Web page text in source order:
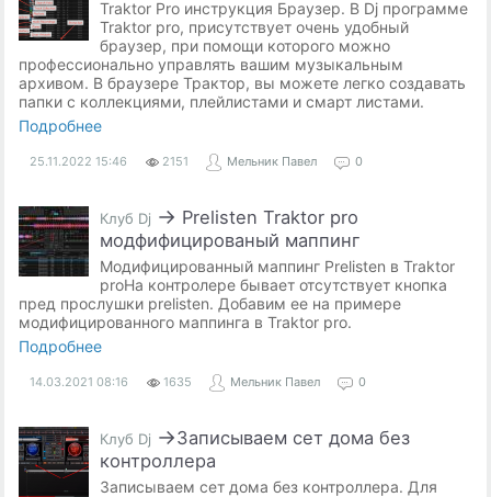
Traktor Pro инструкция Браузер. В Dj программе
Traktor pro, присутствует очень удобный
браузер, при помощи которого можно
профессионально управлять вашим музыкальным
архивом. В браузере Трактор, вы можете легко создавать
папки с коллекциями, плейлистами и смарт листами.
Подробнее
25.11.2022 15:46 2151 Мельник Павел 0
Клуб Dj → Prelisten Traktor pro
модфифицированый маппинг
Модифицированный маппинг Prelisten в Traktor
proНа контролере бывает отсутствует кнопка
пред прослушки prelisten. Добавим ее на примере
модифицированного маппинга в Traktor pro.
Подробнее
14.03.2021 08:16 1635 Мельник Павел 0
Клуб Dj →​Записываем сет дома без
контроллера
Записываем сет дома без контроллера. Для